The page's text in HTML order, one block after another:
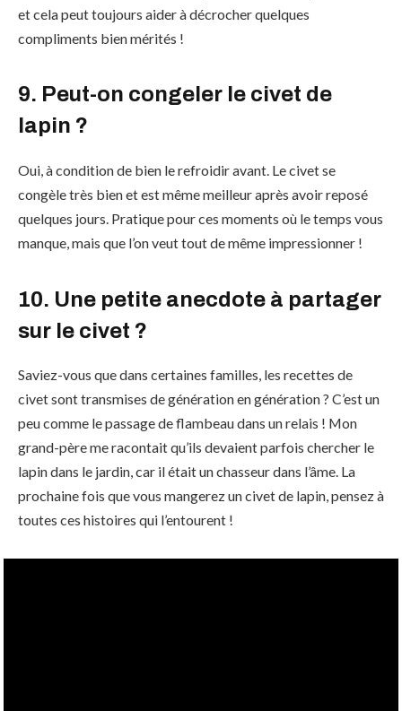
et cela peut toujours aider à décrocher quelques
compliments bien mérités !
9. Peut-on congeler le civet de
lapin ?
Oui, à condition de bien le refroidir avant. Le civet se
congèle très bien et est même meilleur après avoir reposé
quelques jours. Pratique pour ces moments où le temps vous
manque, mais que l’on veut tout de même impressionner !
10. Une petite anecdote à partager
sur le civet ?
Saviez-vous que dans certaines familles, les recettes de
civet sont transmises de génération en génération ? C’est un
peu comme le passage de flambeau dans un relais ! Mon
grand-père me racontait qu’ils devaient parfois chercher le
lapin dans le jardin, car il était un chasseur dans l’âme. La
prochaine fois que vous mangerez un civet de lapin, pensez à
toutes ces histoires qui l’entourent !